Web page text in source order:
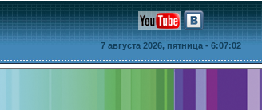
7 августа 2026, пятница - 6:07:02